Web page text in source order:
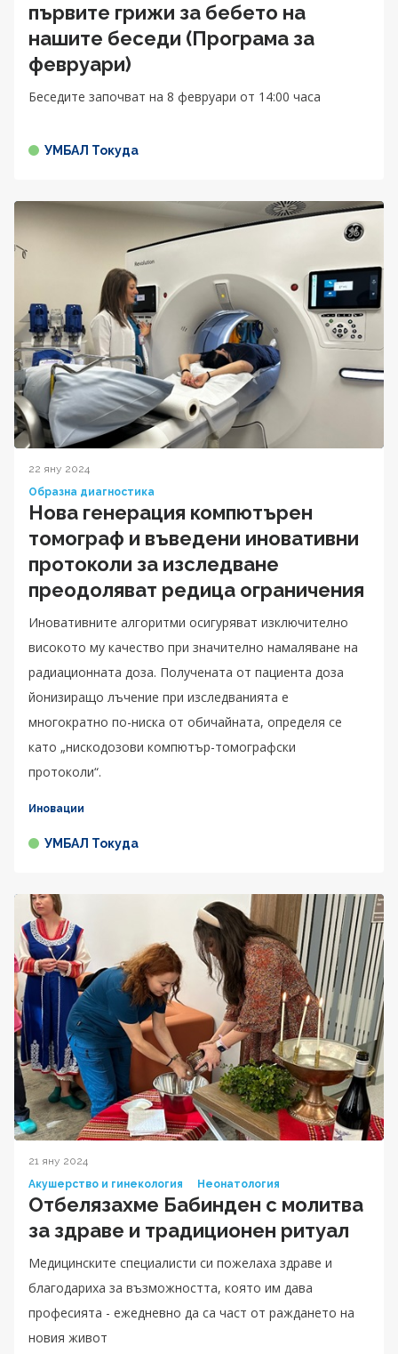
първите грижи за бебето на
нашите беседи (Програма за
февруари)
Беседите започват на 8 февруари от 14:00 часа
УМБАЛ Токуда
22 яну 2024
Образна диагностика
Нова генерация компютърен
томограф и въведени иновативни
протоколи за изследване
преодоляват редица ограничения
Иновативните алгоритми осигуряват изключително
високото му качество при значително намаляване на
радиационната доза. Получената от пациента доза
йонизиращо лъчение при изследванията е
многократно по-ниска от обичайната, определя се
като „нискодозови компютър-томографски
протоколи“.
Иновации
УМБАЛ Токуда
21 яну 2024
Акушерство и гинекология
Неонатология
Отбелязахме Бабинден с молитва
за здраве и традиционен ритуал
Медицинските специалисти си пожелаха здраве и
благодариха за възможността, която им дава
професията - ежедневно да са част от раждането на
новия живот